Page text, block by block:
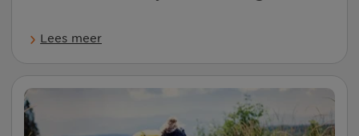
Lees meer